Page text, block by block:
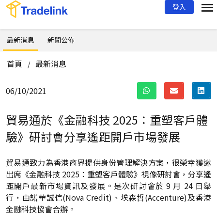
登入
最新消息 新聞公佈
首頁 / 最新消息
06/10/2021
貿易通於《金融科技 2025：重塑客戶體
驗》研討會分享遙距開戶市場發展
貿易通致力為香港商界提供身份管理解決方案，很榮幸獲邀
出席《金融科技 2025：重塑客戶體驗》視像研討會，分享遙
距開戶最新市場資訊及發展。是次研討會於 9 月 24 日舉
行，由諾華誠信(Nova Credit)、埃森哲(Accenture)及香港
金融科技協會合辦。